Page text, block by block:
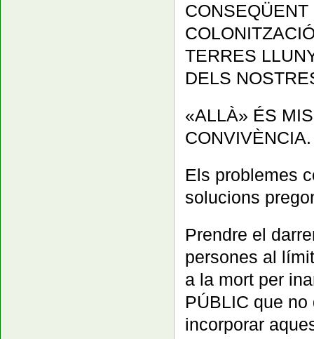
TERRES
DELS
«ALLÀ» ÉS
CONVIVÈNCIA.
Els problemes
solucions
Prendre el
persones al
a la mort per
PÚBLIC que
incorporar